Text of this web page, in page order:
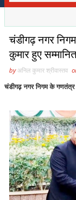
चंडीगढ़ नगर
कुमार हुए सम्मानित
byअनिल कुमार श्रीवास्तव
चंडीगढ़ नगर निगम के गणतंत्र